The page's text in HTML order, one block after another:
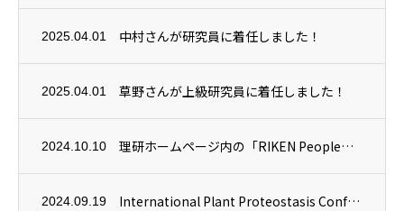
2025.04.01 中村さんが研究員に着任しました！
2025.04.01 草野さんが上級研究員に着任しました！
2024.10.10 理研ホームページ内の「RIKEN People」にJeksonさんの紹介記事が掲載され...
2024.09.19 International Plant Proteostasis Conference...